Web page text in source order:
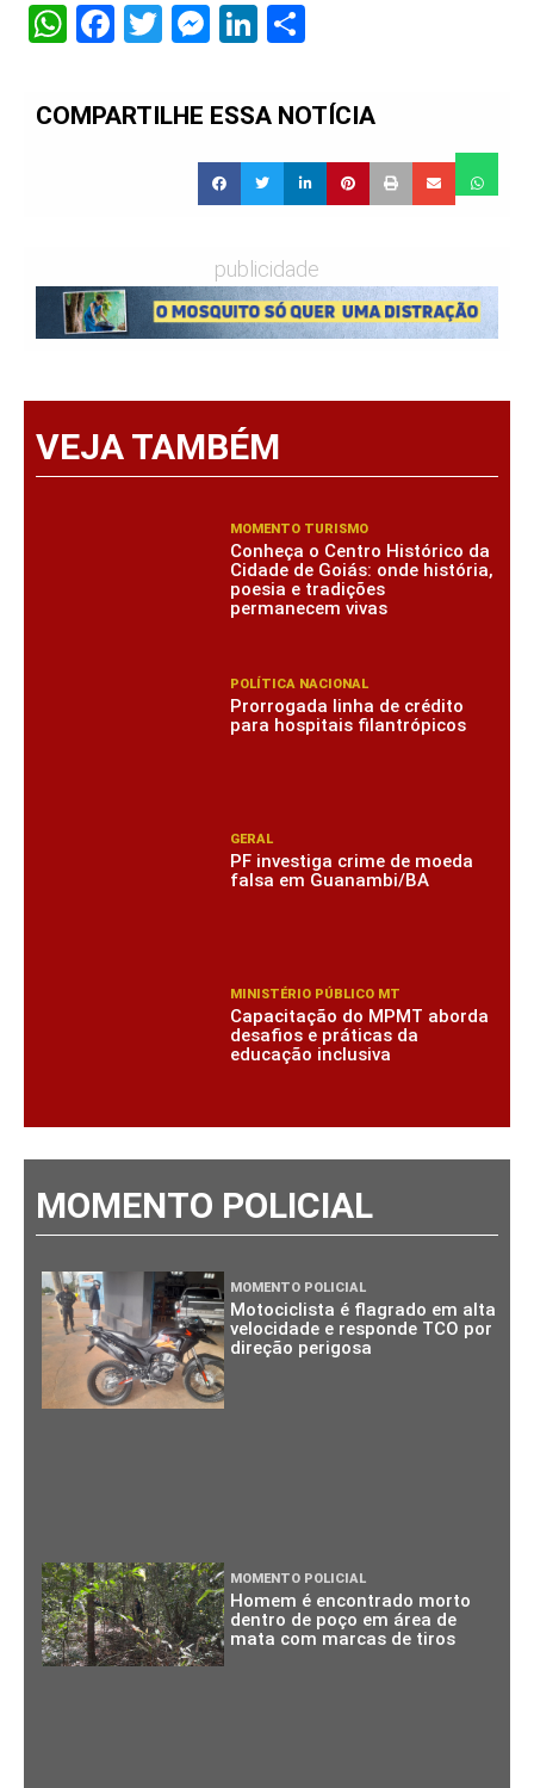
WhatsApp
Facebook
TwitterMessenger
LinkedIn
COMPARTILHE ESSA NOTÍCIA
publicidade
VEJA TAMBÉM
MOMENTO TURISMO
Conheça o Centro Histórico da
Cidade de Goiás: onde história,
poesia e tradições
permanecem vivas
POLÍTICA NACIONAL
Prorrogada linha de crédito
para hospitais filantrópicos
GERAL
PF investiga crime de moeda
falsa em Guanambi/BA
MINISTÉRIO PÚBLICO MT
Capacitação do MPMT aborda
desafios e práticas da
educação inclusiva
MOMENTO POLICIAL
MOMENTO POLICIAL
Motociclista é flagrado em alta
velocidade e responde TCO por
direção perigosa
MOMENTO POLICIAL
Homem é encontrado morto
dentro de poço em área de
mata com marcas de tiros